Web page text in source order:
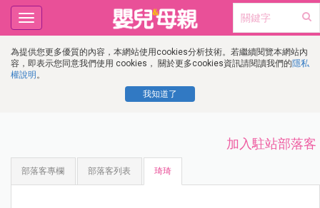
為提供您更多優質的內容，本網站使用cookies分析技術。若繼續閱覽本網站內
容，即表示您同意我們使用 cookies， 關於更多cookies資訊請閱讀我們的隱私
權說明 。
我知道了
Toggle
navigation
加入駐站部落客
部落客專欄 部落客列表 琦琦